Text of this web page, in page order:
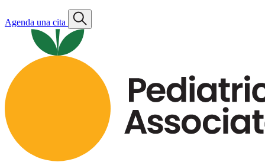
Agenda una cita